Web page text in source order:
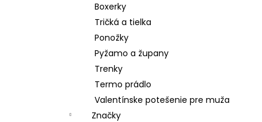
Boxerky
Tričká a tielka
Ponožky
Pyžamo a župany
Trenky
Termo prádlo
Valentínske potešenie pre muža
Značky